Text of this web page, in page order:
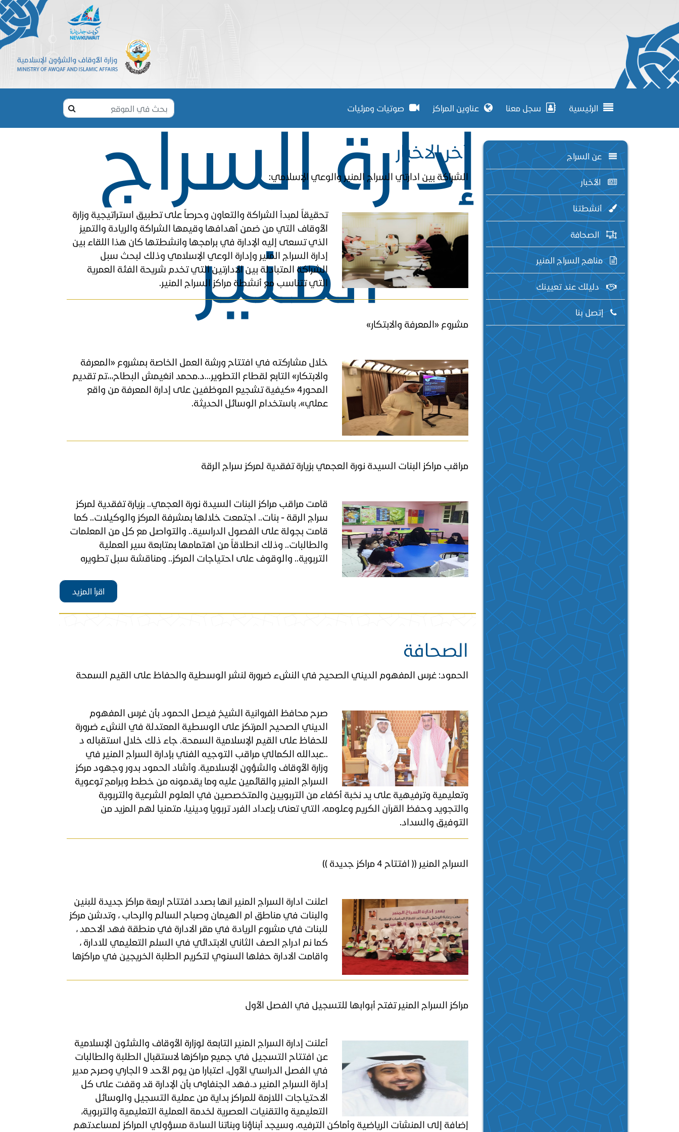
إدارة السراج
المـنير
الرئيسية سجل معنا عناوين المراكز صوتيات ومرئيات
عن السراج
الأخبار
أنشطتنا
الصحافة
مناهج السراج المنير
دليلك عند تعيينك
إتصل بنا
آخر الاخبار
الشراكة بين ادارتي السراج المنير والوعي الإسلامي:
​تحقيقاً لمبدأ الشراكة والتعاون وحرصاً على تطبيق استراتيجية وزارة
الأوقاف التي من ضمن أهدافها وقيمها الشراكة والريادة والتميز
الذي تسعى إليه الإدارة في برامجها وانشطتها كان هذا اللقاء بين
إدارة السراج المنير وإدارة الوعي الإسلامي وذلك لبحث سبل
الشراكة المتبادلة بين الادارتين التي تخدم شريحة الفئة العمرية
التي تتناسب مع أنشطة مراكز السراج المنير.
مشروع «المعرفة والابتكار»
​خلال مشاركته في افتتاح ورشة العمل الخاصة بمشروع «المعرفة
والابتكار» التابع لقطاع التطوير...د.محمد انغيمش البطاح،،،تم تقديم
المحور4 «كيفية تشجيع الموظفين على إدارة المعرفة من واقع
عملي»، باستخدام الوسائل الحديثة.
مراقب مراكز البنات السيدة نورة العجمي بزيارة تفقدية لمركز سراج الرقة
​قامت مراقب مراكز البنات السيدة نورة العجمي.. بزيارة تفقدية لمركز
سراج الرقة - بنات.. اجتمعت خلالها بمشرفة المركز والوكيلات.. كما
قامت بجولة على الفصول الدراسية.. والتواصل مع كل من المعلمات
والطالبات.. وذلك انطلاقاً من اهتمامها بمتابعة سير العملية
التربوية.. والوقوف على احتياجات المركز.. ومناقشة سبل تطويره
اقرأ المزيد
الصحافة
الحمود: غرس المفهوم الديني الصحيح في النشء ضرورة لنشر الوسطية والحفاظ على القيم السمحة
صرح محافظ الفروانية الشيخ فيصل الحمود بأن غرس المفهوم
الديني الصحيح المرتكز على الوسطية المعتدلة في النشء ضرورة
للحفاظ على القيم الإسلامية السمحة. جاء ذلك خلال استقباله د
..عبدالله الكمالي مراقب التوجيه الفني بإدارة السراج المنير في
وزارة الأوقاف والشؤون الإسلامية. وأشاد الحمود بدور وجهود مركز
السراج المنير والقائمين عليه وما يقدمونه من خطط وبرامج توعوية
وتعليمية وترفيهية على يد نخبة أكفاء من التربويين والمتخصصين في العلوم الشرعية والتربوية
والتجويد وحفظ القرآن الكريم وعلومه، التي تعنى بإعداد الفرد تربويا ودينيا، متمنيا لهم المزيد من
التوفيق والسداد.
السراج المنير (( افتتاح 4 مراكز جديدة ))
اعلنت ادارة السراج المنير انها بصدد افتتاح اربعة مراكز جديدة للبنين
والبنات في مناطق ام الهيمان وصباح السالم والرحاب ، وتدشن مركز
للبنات في مشروع الريادة في مقر الادارة في منطقة فهد الاحمد ،
كما نم ادراج الصف الثاني الابتدائي في السلم التعليمي للادارة ،
واقامت الادارة حفلها السنوي لتكريم الطلبة الخريجين في مراكزها
مراكز السراج المنير تفتح أبوابها للتسجيل في الفصل الأول
أعلنت إدارة السراج المنير التابعة لوزارة الأوقاف والشئون الإسلامية
عن افتتاح التسجيل في جميع مراكزها لاستقبال الطلبة والطالبات
في الفصل الدراسي الأول، اعتبارا من يوم الأحد 9 الجاري وصرح مدير
إدارة السراج المنير د.فهد الجنفاوى بأن الإدارة قد وقفت على كل
الاحتياجات اللازمة للمراكز بداية من عملية التسجيل والوسائل
التعليمية والتقنيات العصرية لخدمة العملية التعليمية والتربوية،
إضافة إلى المنشآت الرياضية وأماكن الترفيه، وسيجد أبناؤنا وبناتنا السادة مسؤولي المراكز لمساعدتهم